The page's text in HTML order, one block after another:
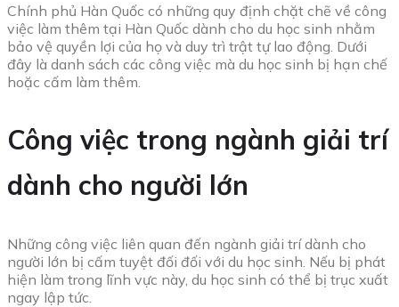
Chính phủ Hàn Quốc có những quy định chặt chẽ về công
việc làm thêm tại Hàn Quốc dành cho du học sinh nhằm
bảo vệ quyền lợi của họ và duy trì trật tự lao động. Dưới
đây là danh sách các công việc mà du học sinh bị hạn chế
hoặc cấm làm thêm.
Công việc trong ngành giải trí
dành cho người lớn
Những công việc liên quan đến ngành giải trí dành cho
người lớn bị cấm tuyệt đối đối với du học sinh. Nếu bị phát
hiện làm trong lĩnh vực này, du học sinh có thể bị trục xuất
ngay lập tức.